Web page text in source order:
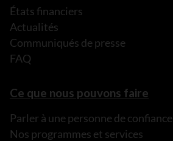
États financiers
Actualités
Communiqués de presse
FAQ
Ce que nous pouvons faire
Parler à une personne de confiance
Nos programmes et services